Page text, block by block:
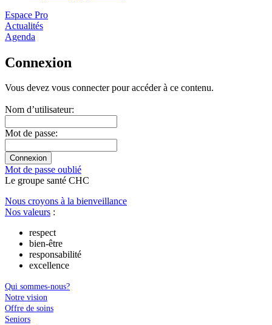
Espace Pro
Actualités
Agenda
Connexion
Vous devez vous connecter pour accéder à ce contenu.
Nom dʼutilisateur:
Mot de passe:
Mot de passe oublié
Le groupe santé CHC
Nous croyons à la bienveillance
Nos valeurs :
respect
bien-être
responsabilité
excellence
Qui sommes-nous?
Notre vision
Offre de soins
Seniors